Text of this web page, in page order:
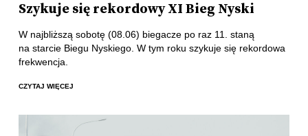
Szykuje się rekordowy XI Bieg Nyski
W najbliższą sobotę (08.06) biegacze po raz 11. staną
na starcie Biegu Nyskiego. W tym roku szykuje się rekordowa
frekwencja.
CZYTAJ WIĘCEJ